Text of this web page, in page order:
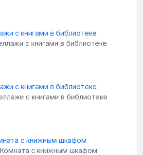
с книгами в библиотеке
с книгами в библиотеке
с книжным шкафом